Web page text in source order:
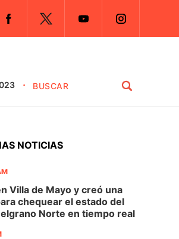
NOTICIAS
Villa de Mayo y creó una
chequear el estado del
Norte en tiempo real